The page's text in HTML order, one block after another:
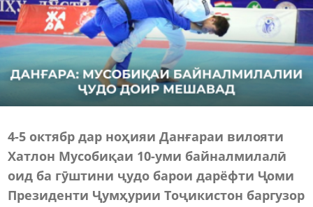
4-5 октябр дар ноҳияи Данғараи вилояти
Хатлон Мусобиқаи 10-уми байналмилалӣ
оид ба гӯштини ҷудо барои дарёфти Ҷоми
Президенти Ҷумҳурии Тоҷикистон баргузор